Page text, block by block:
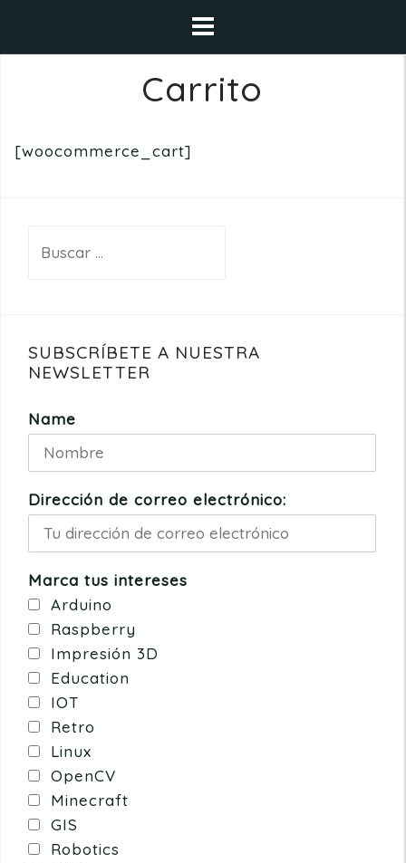
Carrito
[woocommerce_cart]
SUBSCRÍBETE A NUESTRA
NEWSLETTER
Name
Dirección de correo electrónico:
Marca tus intereses
Arduino
Raspberry
Impresión 3D
Education
IOT
Retro
Linux
OpenCV
Minecraft
GIS
Robotics